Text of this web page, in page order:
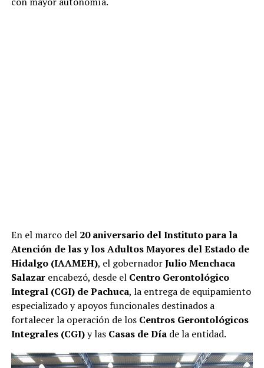
En el marco del 20 aniversario del Instituto para la
Atención de las y los Adultos Mayores del Estado de
Hidalgo (IAAMEH), el gobernadorJulio Menchaca
Salazarencabezó, desde el Centro Gerontológico
Integral (CGI) de Pachuca, la entrega de equipamiento
especializado y apoyos funcionales destinados a
fortalecer la operación de los Centros Gerontológicos
Integrales (CGI)y las Casas de Díade la entidad.